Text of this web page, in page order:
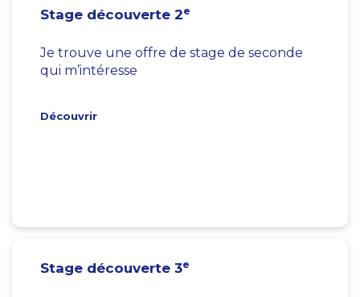
Stage découverte 2e
Je trouve une offre de stage de seconde
qui m’intéresse
Découvrir
Stage découverte 3e